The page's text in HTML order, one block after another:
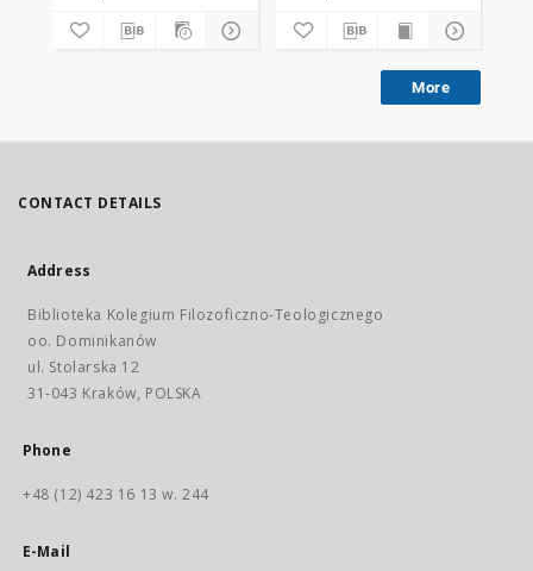
More
CONTACT DETAILS
Address
Biblioteka Kolegium Filozoficzno-Teologicznego
oo. Dominikanów
ul. Stolarska 12
31-043 Kraków, POLSKA
Phone
+48 (12) 423 16 13 w. 244
E-Mail